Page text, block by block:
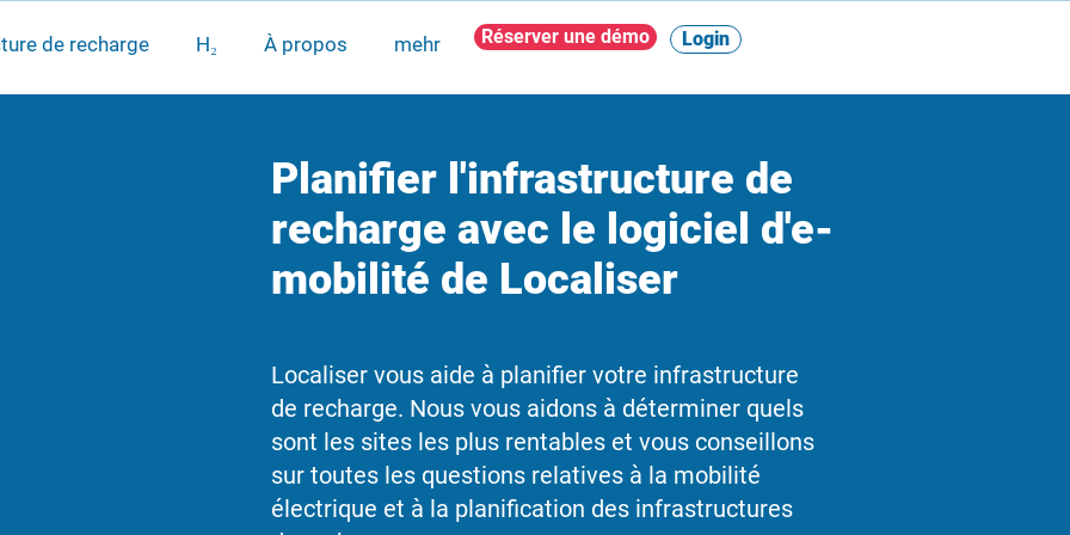
de recharge H₂ À propos mehr Réserver une démo Login
Planifier l'infrastructure de
recharge avec le logiciel d'e-
mobilité de Localiser
Localiser vous aide à planifier votre infrastructure
de recharge. Nous vous aidons à déterminer quels
sont les sites les plus rentables et vous conseillons
sur toutes les questions relatives à la mobilité
électrique et à la planification des infrastructures